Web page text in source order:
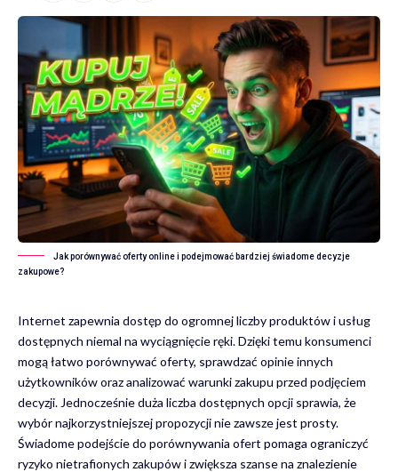
Jak porównywać oferty online i podejmować bardziej świadome decyzje
zakupowe?
Internet zapewnia dostęp do ogromnej liczby produktów i usług
dostępnych niemal na wyciągnięcie ręki. Dzięki temu konsumenci
mogą łatwo porównywać oferty, sprawdzać opinie innych
użytkowników oraz analizować warunki zakupu przed podjęciem
decyzji. Jednocześnie duża liczba dostępnych opcji sprawia, że
wybór najkorzystniejszej propozycji nie zawsze jest prosty.
Świadome podejście do porównywania ofert pomaga ograniczyć
ryzyko nietrafionych zakupów i zwiększa szanse na znalezienie